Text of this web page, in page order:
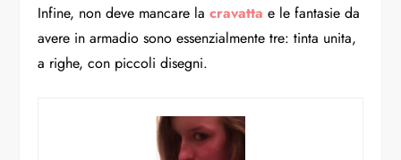
Infine, non deve mancare lacravatta e le fantasie da
avere in armadio sono essenzialmente tre: tinta unita,
a righe, con piccoli disegni.